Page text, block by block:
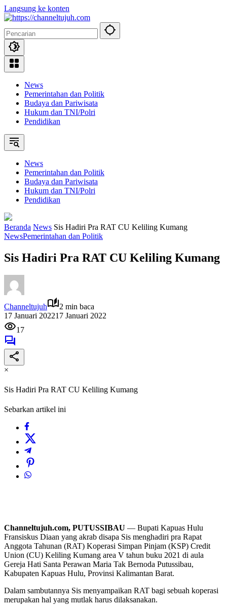
Langsung ke konten
News
Pemerintahan dan Politik
Budaya dan Pariwisata
Hukum dan TNI/Polri
Pendidikan
News
Pemerintahan dan Politik
Budaya dan Pariwisata
Hukum dan TNI/Polri
Pendidikan
Beranda News Sis Hadiri Pra RAT CU Keliling Kumang
NewsPemerintahan dan Politik
Sis Hadiri Pra RAT CU Keliling Kumang
Channeltujuh
2 min baca
17 Januari 202217 Januari 2022
17
×
Sis Hadiri Pra RAT CU Keliling Kumang
Sebarkan artikel ini
Channeltujuh.com, PUTUSSIBAU — Bupati Kapuas Hulu
Fransiskus Diaan yang akrab disapa Sis menghadiri pra Rapat
Anggota Tahunan (RAT) Koperasi Simpan Pinjam (KSP) Credit
Union (CU) Keliling Kumang area V tahun buku 2021 di aula
Gereja Hati Santa Perawan Maria Tak Bernoda Putussibau,
Kabupaten Kapuas Hulu, Provinsi Kalimantan Barat.
Dalam sambutannya Sis menyampaikan RAT bagi sebuah koperasi
merupakan hal yang mutlak harus dilaksanakan.